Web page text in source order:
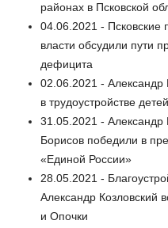
районах в Псковской
04.06.2021 - Псковские
власти обсудили пути
дефицита
02.06.2021 - Александр
в трудоустройстве
31.05.2021 - Александр
Борисов победили в
«Единой России»
28.05.2021 -
Александр Козловский
и Опочки